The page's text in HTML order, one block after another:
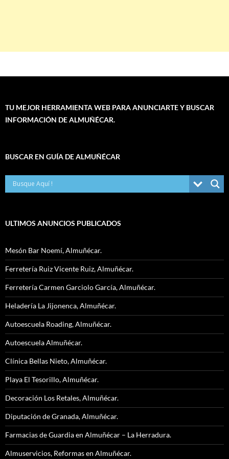
TU MEJOR HERRAMIENTA WEB PARA ANUNCIARTE Y BUSCAR
INFORMACIÓN DE ALMUÑÉCAR.
BUSCAR EN GUÍA DE ALMUÑÉCAR
ULTIMOS ANUNCIOS PUBLICADOS
Mesón Bar Noemí, Almuñécar.
Ferretería Ruiz Vicente Ruiz, Almuñécar.
Ferretería Carmen Garciolo García, Almuñécar.
Heladería La Jijonenca, Almuñécar.
Autoescuela Roading, Almuñécar.
Autoescuela Almuñécar.
Clínica Bellas Nieto, Almuñécar.
Playa El Tesorillo, Almuñécar.
Decoración Los Retales, Almuñécar.
Diputación de Granada, Almuñécar.
Farmacias de Guardia en Almuñécar – La Herradura.
Almuservicios, Reformas en Almuñécar.